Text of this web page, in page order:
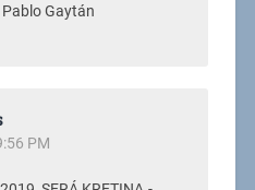
Gaytán
PM